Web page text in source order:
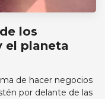
los
el planeta
de hacer negocios
por delante de las